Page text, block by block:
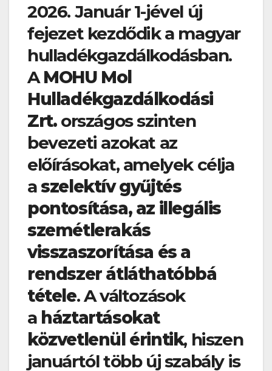
2026. Január 1-jével új
fejezet kezdődik a magyar
hulladékgazdálkodásban.
A MOHU Mol
Hulladékgazdálkodási
Zrt.országos szinten
bevezeti azokat az
előírásokat, amelyek célja
a szelektív gyűjtés
pontosítása, az illegális
szemétlerakás
visszaszorítása és a
rendszer átláthatóbbá
tétele. A változások
a háztartásokat
közvetlenül érintik, hiszen
januártól több új szabály is